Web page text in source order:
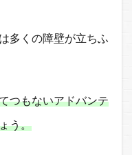
多くの障壁が立ちふ
つもないアドバンテ
う。